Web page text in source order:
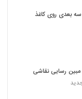
سه بعدی روی کاغذ
مبین رسایی نقاشی